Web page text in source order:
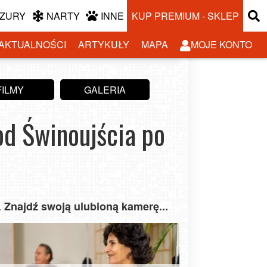
NARTY INNE KUP PREMIUM - SKLEP
ARTYKUŁY MAPA MOJE KONTO
GALERIA
Świnoujścia po
Znajdź swoją ulubioną kamerę...